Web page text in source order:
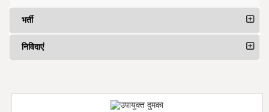
भर्ती
निविदाएं